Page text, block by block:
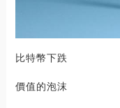
比特幣下跌
價值的泡沫